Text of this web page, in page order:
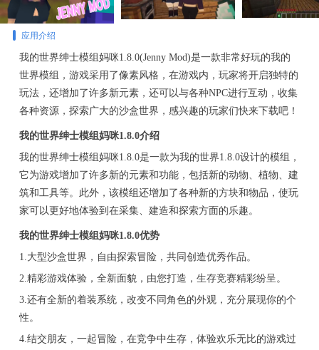
应用介绍
我的世界绅士模组妈咪1.8.0(Jenny Mod)是一款非常好玩的我的
世界模组，游戏采用了像素风格，在游戏内，玩家将开启独特的
玩法，还增加了许多新元素，还可以与各种NPC进行互动，收集
各种资源，探索广大的沙盒世界，感兴趣的玩家们快来下载吧！
我的世界绅士模组妈咪1.8.0介绍
我的世界绅士模组妈咪1.8.0是一款为我的世界1.8.0设计的模组，
它为游戏增加了许多新的元素和功能，包括新的动物、植物、建
筑和工具等。此外，该模组还增加了各种新的方块和物品，使玩
家可以更好地体验到在采集、建造和探索方面的乐趣。
我的世界绅士模组妈咪1.8.0优势
1.大型沙盒世界，自由探索冒险，共同创造优秀作品。
2.精彩游戏体验，全新面貌，由您打造，生存竞赛精彩纷呈。
3.还有全新的着装系统，改变不同角色的外观，充分展现你的个
性。
4.结交朋友，一起冒险，在竞争中生存，体验欢乐无比的游戏过